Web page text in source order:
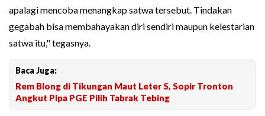
apalagi mencoba menangkap satwa tersebut. Tindakan
gegabah bisa membahayakan diri sendiri maupun kelestarian
satwa itu," tegasnya.
Baca Juga:
Rem Blong di Tikungan Maut Leter S, Sopir Tronton
Angkut Pipa PGE Pilih Tabrak Tebing